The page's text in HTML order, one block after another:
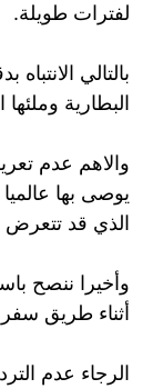
لفترات طويلة.
بالتالي
البطارية
والاهم عدم
يوصى بها
الذي قد تتعرض
وأخيرا ننصح
أثناء طريق سفر
الرجاء عدم